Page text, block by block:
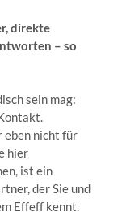
direkte
– so
sein mag:
eben nicht für
hier
ist ein
der Sie und
Effeff kennt.